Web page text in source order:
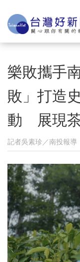
樂敗攜手
敗」打造
動 展現
記者吳素珍／南投報導